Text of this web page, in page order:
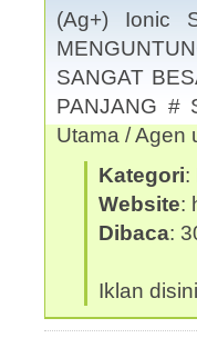
(Ag+) Ionic
SANGAT
PANJANG #
Utama / Agen
Kategori:
Website:
Dibaca:
Iklan